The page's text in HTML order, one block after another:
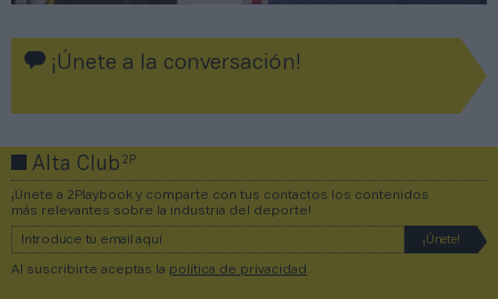
¡Únete a la conversación!
Alta Club2P
¡Únete a 2Playbook y comparte con tus contactos los contenidos
más relevantes sobre la industria del deporte!
Al suscribirte aceptas la política de privacidad .